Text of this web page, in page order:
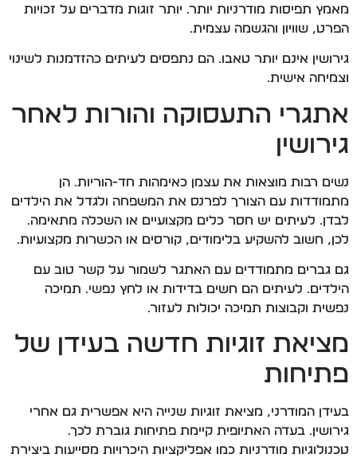
מאמץ תפיסות מודרניות יותר. יותר זוגות מדברים על זכויות
הפרט, שוויון והגשמה עצמית.
גירושין אינם יותר טאבו. הם נתפסים לעיתים כהזדמנות לשינוי
וצמיחה אישית.
אתגרי התעסוקה והורות לאחר
גירושין
נשים רבות מוצאות את עצמן כאימהות חד-הוריות. הן
מתמודדות עם הצורך לפרנס את המשפחה ולגדל את הילדים
לבדן. לעיתים יש חסר כלים מקצועיים או השכלה מתאימה.
לכן, חשוב להשקיע בלימודים, קורסים או הכשרות מקצועיות.
גם גברים מתמודדים עם האתגר לשמור על קשר טוב עם
הילדים. לעיתים הם חשים בדידות או לחץ נפשי. תמיכה
נפשית וקבוצות תמיכה יכולות לעזור.
מציאת זוגיות חדשה בעידן של
פתיחות
בעידן המודרני, מציאת זוגיות שנייה היא אפשרית גם אחרי
גירושין. בעדה האתיופית קיימת פתיחות גוברת לכך.
טכנולוגיות מודרניות כמו אפליקציות היכרויות מסייעות ביצירת